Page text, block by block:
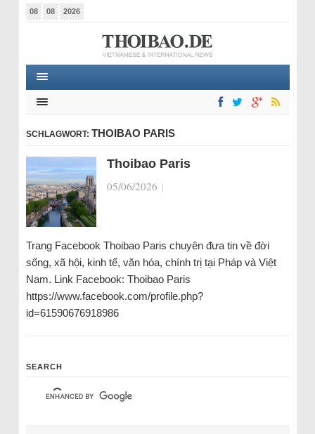
08 08 2026
SCHLAGWORT: THOIBAO PARIS
Thoibao Paris
05/06/2026 |
Trang Facebook Thoibao Paris chuyên đưa tin về đời
sống, xã hội, kinh tế, văn hóa, chính trị tại Pháp và Việt
Nam. Link Facebook: Thoibao Paris
https://www.facebook.com/profile.php?
id=61590676918986
SEARCH